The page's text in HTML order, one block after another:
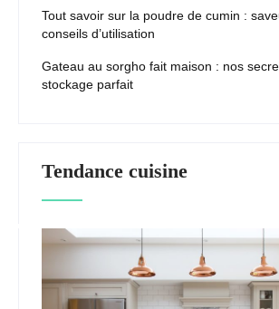
Tout savoir sur la poudre de cumin :
conseils d’utilisation
Gateau au sorgho fait maison : nos
stockage parfait
Tendance cuisine